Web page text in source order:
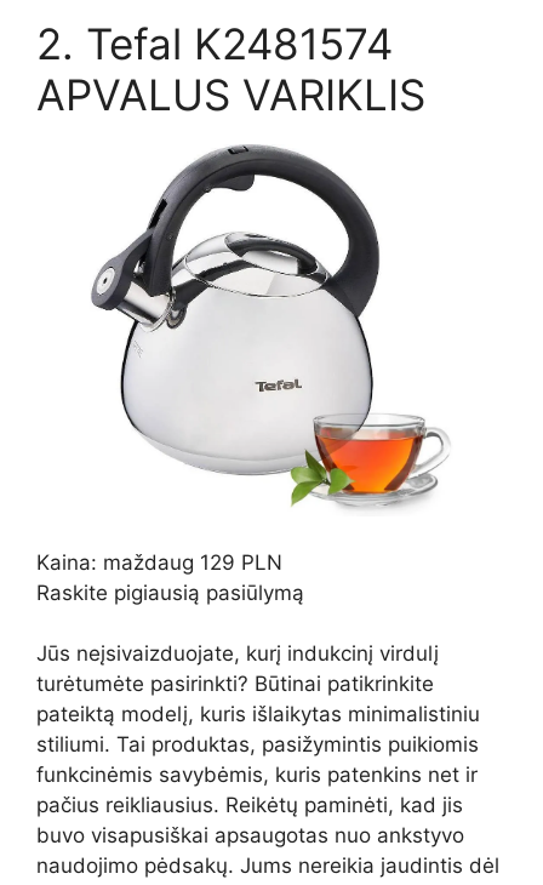
2. Tefal K2481574
APVALUS VARIKLIS
Kaina: maždaug 129 PLN
Raskite pigiausią pasiūlymą
Jūs neįsivaizduojate, kurį indukcinį virdulį
turėtumėte pasirinkti? Būtinai patikrinkite
pateiktą modelį, kuris išlaikytas minimalistiniu
stiliumi. Tai produktas, pasižymintis puikiomis
funkcinėmis savybėmis, kuris patenkins net ir
pačius reikliausius. Reikėtų paminėti, kad jis
buvo visapusiškai apsaugotas nuo ankstyvo
naudojimo pėdsakų. Jums nereikia jaudintis dėl